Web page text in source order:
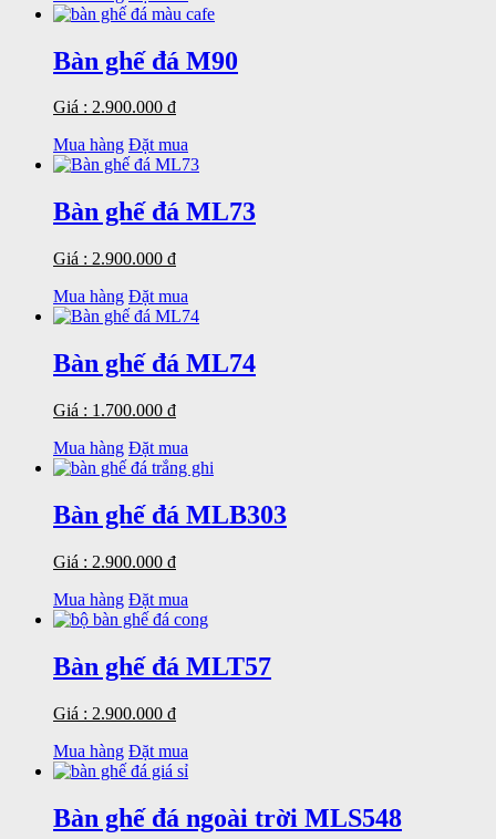
Bàn ghế đá M90
Giá : 2.900.000 đ
Mua hàng Đặt mua
Bàn ghế đá ML73
Giá : 2.900.000 đ
Mua hàng Đặt mua
Bàn ghế đá ML74
Giá : 1.700.000 đ
Mua hàng Đặt mua
Bàn ghế đá MLB303
Giá : 2.900.000 đ
Mua hàng Đặt mua
Bàn ghế đá MLT57
Giá : 2.900.000 đ
Mua hàng Đặt mua
Bàn ghế đá ngoài trời MLS548